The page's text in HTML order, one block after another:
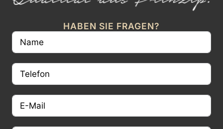
HABEN SIE FRAGEN?